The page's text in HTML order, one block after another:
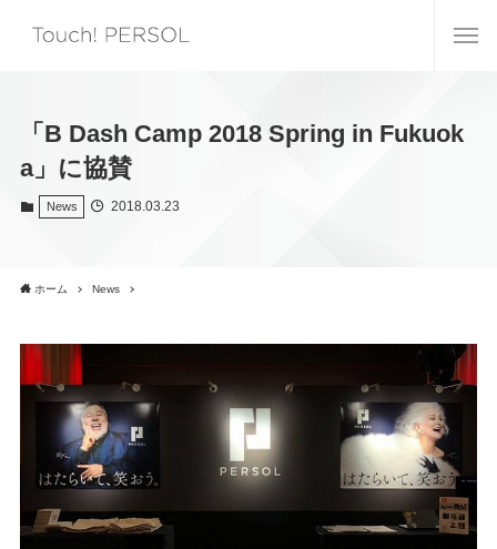
「B Dash Camp 2018 Spring in Fukuok
a」に協賛
News 2018.03.23
ホーム News